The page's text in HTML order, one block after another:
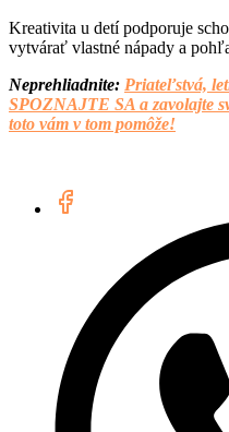
Kreativita u detí podporuje
vytvárať vlastné nápady a
Neprehliadnite: Priateľstvá,
SPOZNAJTE SA a zavolajte
toto vám v tom pomôže!